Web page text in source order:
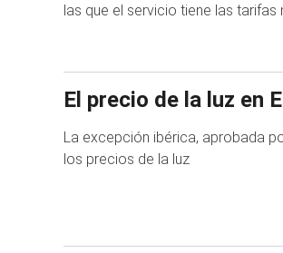
las que el servicio tiene las tarifas
El precio de la luz en
La excepción ibérica, aprobada
los precios de la luz